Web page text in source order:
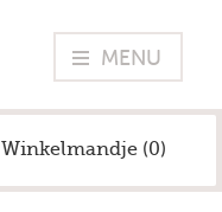
MENU
Winkelmandje (0)